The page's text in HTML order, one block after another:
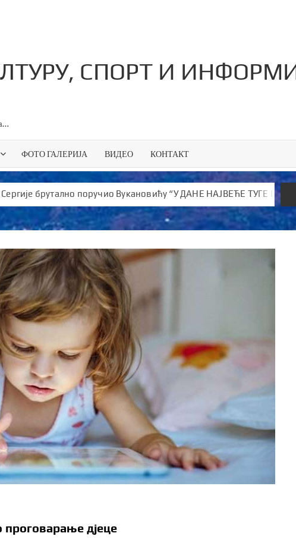
СПОРТ И
ФОТО ГАЛЕРИЈА ВИДЕО КОНТАКТ
поручио Вукановићу “У ДАНЕ НАЈВЕЋЕ ТУГЕ ШИРИШ ОТРОВ и
проговарање дјеце